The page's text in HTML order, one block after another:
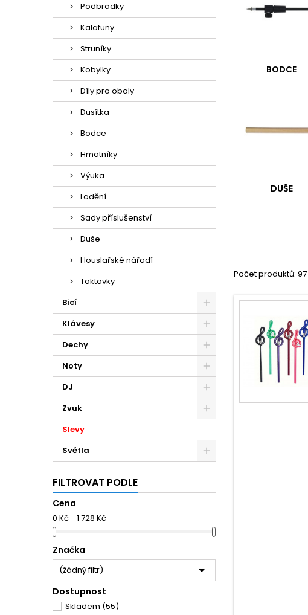
Podbradky
Kalafuny
Struníky
Kobylky
Díly pro obaly
Dusítka
Bodce
Hmatníky
Výuka
Ladění
Sady příslušenství
Duše
Houslařské nářadí
Taktovky
Bicí
Klávesy
Dechy
Noty
DJ
Zvuk
Slevy
Světla
FILTROVAT PODLE
Cena
0 Kč - 1 728 Kč
Značka
(žádný filtr) 
Dostupnost
Skladem (55)
BODCE
DUŠE
Počet produktů: 97